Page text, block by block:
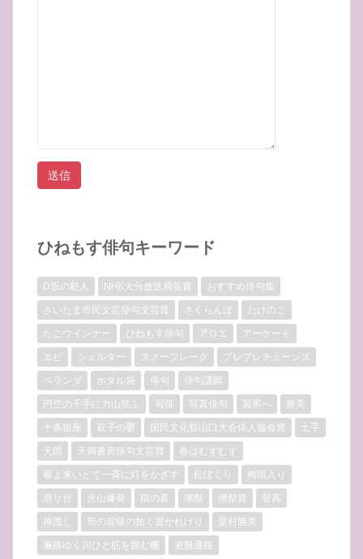
ひねもす俳句キーワード
D坂の殺人 NHK大分放送局長賞
おすすめ俳句集
さいたま市民文芸俳句文芸賞
さくらんぼ
たけのこ
たこウインナー
ひねもす俳句 アロエ
アーケード
エビ
シェルター スノーフレーク
プレプレチューンズ
ベランダ
ホタル袋 俳句
俳句講師
円空の千手に力山笑ふ
写俳 写真俳句 冥界へ
勝美
十条銀座
双子の嬰 国民文化祭山口大会俳人協会賞
土手
天国
天満書房俳句文芸賞
春はむずむず
春よ来いとて一斉に灯をかざす
松ぼくり
梅雨入り
滑り台
火山爆発 猫の墓 獺祭 獺祭賞
登高
神渡し
筍の首級の如く置かれけり
粟村勝美
遍路ゆく川ひと筋を囲む柵
避難通路